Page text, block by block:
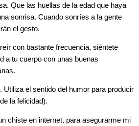
Que las huellas de la edad que haya
sonrisa. Cuando sonríes a la gente
el gesto.
con bastante frecuencia, siéntete
a tu cuerpo con unas buenas
el sentido del humor para producir
la felicidad).
chiste en internet, para asegurarme mi